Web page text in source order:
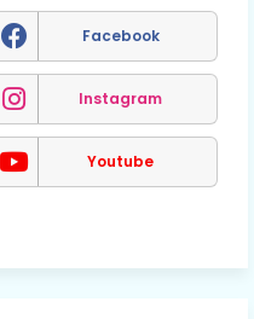
Facebook
Instagram
Youtube